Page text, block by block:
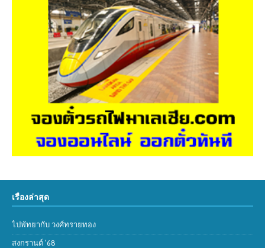
เรื่องล่าสุด
ไปพัทยากับ วงศ์ทรายทอง
สงกรานต์ ’68